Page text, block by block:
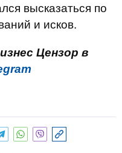
высказаться по
и исков.
Цензор в